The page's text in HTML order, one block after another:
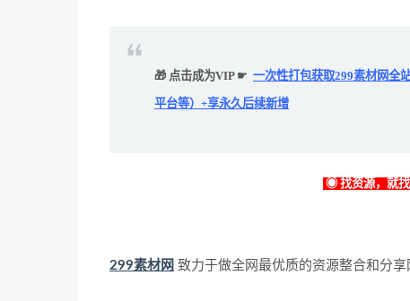
🎁 点击成为VIP ☛ 一次性打包获取299素材网全
平台等）+享永久后续新增
◉ 找资源，就
299素材网 致力于做全网最优质的资源整合和分享